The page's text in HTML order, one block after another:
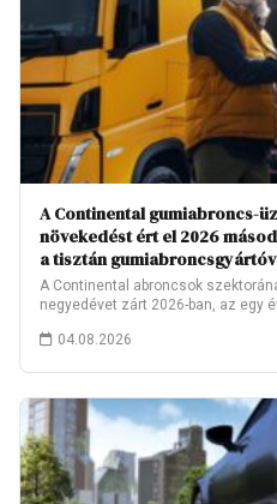
A Continental gumiabroncs-
növekedést ért el 2026
a tisztán
A Continental abroncsok
negyedévet zárt 2026-ban, az egy
04.08.2026